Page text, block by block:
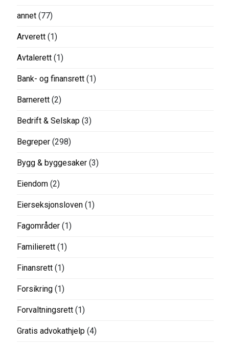
annet (77)
Arverett (1)
Avtalerett (1)
Bank- og finansrett (1)
Barnerett (2)
Bedrift & Selskap (3)
Begreper (298)
Bygg & byggesaker (3)
Eiendom (2)
Eierseksjonsloven (1)
Fagområder (1)
Familierett (1)
Finansrett (1)
Forsikring (1)
Forvaltningsrett (1)
Gratis advokathjelp (4)